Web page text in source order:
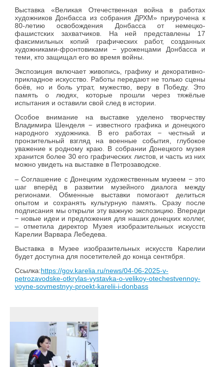
Выставка «Великая Отечественная война в работах
художников Донбасса из собрания ДРХМ» приурочена к
80-летию освобождения Донбасса от немецко-
фашистских захватчиков. На ней представлены 17
факсимильных копий графических работ, созданных
художниками-фронтовиками − уроженцами Донбасса и
теми, кто защищал его во время войны.
Экспозиция включает живопись, графику и декоративно-
прикладное искусство. Работы передают не только сцены
боёв, но и боль утрат, мужество, веру в Победу. Это
память о людях, которые прошли через тяжёлые
испытания и оставили свой след в истории.
Особое внимание на выставке уделено творчеству
Владимира Шенделя − известного графика и донецкого
народного художника. В его работах − честный и
пронзительный взгляд на военные события, глубокое
уважение к родному краю. В собрании Донецкого музея
хранится более 30 его графических листов, и часть из них
можно увидеть на выставке в Петрозаводске.
– Соглашение с Донецким художественным музеем − это
шаг вперёд в развитии музейного диалога между
регионами. Обменные выставки помогают делиться
опытом и сохранять культурную память. Сразу после
подписания мы открыли эту важную экспозицию. Впереди
− новые идеи и предложения для наших донецких коллег,
– отметила директор Музея изобразительных искусств
Карелии Варвара Лебедева.
Выставка в Музее изобразительных искусств Карелии
будет доступна для посетителей до конца сентября.
Ссылка:https://gov.karelia.ru/news/04-06-2025-v-
petrozavodske-otkrylas-vystavka-o-velikoy-otechestvennoy-
voyne-sovmestnyy-proekt-karelii-i-donbass